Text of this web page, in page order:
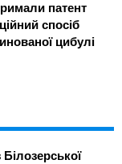
патент
спосіб
цибулі